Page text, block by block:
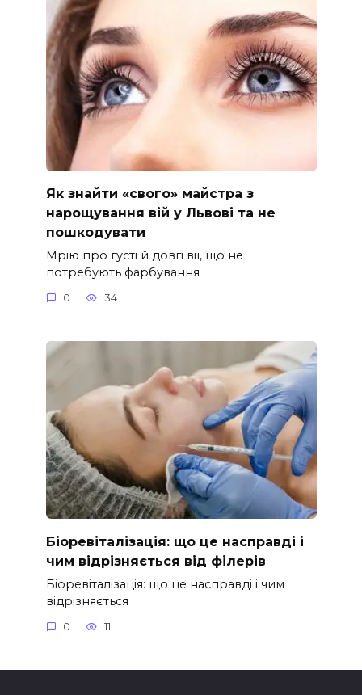
Як знайти «свого» майстра з
нарощування вій у Львові та не
пошкодувати
Мрію про густі й довгі вії, що не
потребують фарбування
0 34
Біоревіталізація: що це насправді і
чим відрізняється від філерів
Біоревіталізація: що це насправді і чим
відрізняється
0 11